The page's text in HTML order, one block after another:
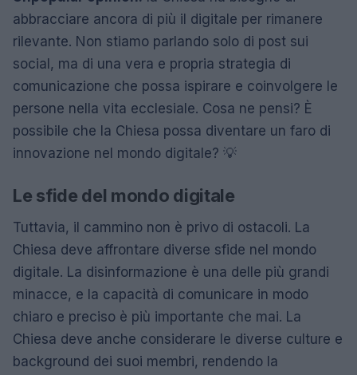
abbracciare ancora di più il digitale per rimanere
rilevante. Non stiamo parlando solo di post sui
social, ma di una vera e propria strategia di
comunicazione che possa ispirare e coinvolgere le
persone nella vita ecclesiale. Cosa ne pensi? È
possibile che la Chiesa possa diventare un faro di
innovazione nel mondo digitale? 💡
Le sfide del mondo digitale
Tuttavia, il cammino non è privo di ostacoli. La
Chiesa deve affrontare diverse sfide nel mondo
digitale. La disinformazione è una delle più grandi
minacce, e la capacità di comunicare in modo
chiaro e preciso è più importante che mai. La
Chiesa deve anche considerare le diverse culture e
background dei suoi membri, rendendo la